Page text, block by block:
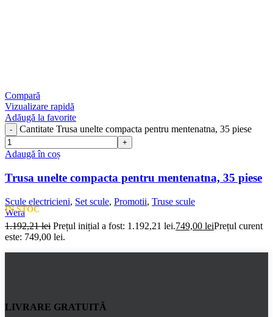
Compară
Vizualizare rapidă
Adăugă la favorite
Cantitate Trusa unelte compacta pentru mentenatna, 35 piese
Adaugă în coș
Trusa unelte compacta pentru mentenatna, 35 piese
Scule electricieni, Set scule, Promotii, Truse scule
Wera
IN STOC
1.192,21lei Prețul inițial a fost: 1.192,21 lei.749,00 leiPrețul curent
este: 749,00 lei.
LIVRARE GRATUITĂ